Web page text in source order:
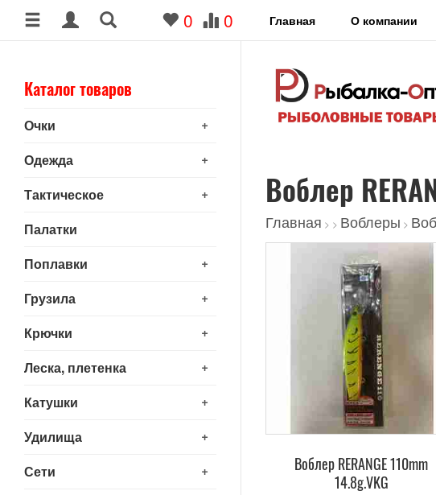
0 0 Главная О компании
Каталог товаров
+
Очки
+
Одежда
+
Тактическое
Палатки
+
Поплавки
+
Грузила
+
Крючки
+
Леска, плетенка
+
Катушки
+
Удилища
+
Сети
Воблер
Главная > > Воблеры >
Воблер RERANGE 110mm
14.8g.VKG